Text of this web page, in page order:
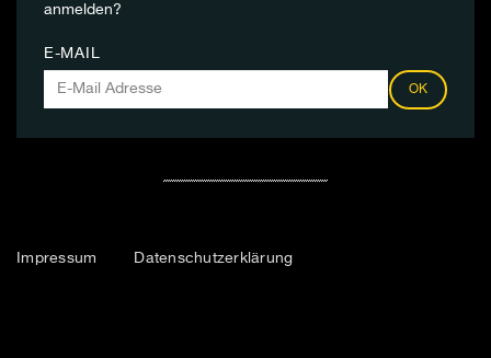
anmelden?
E-MAIL
OK
Impressum Datenschutzerklärung